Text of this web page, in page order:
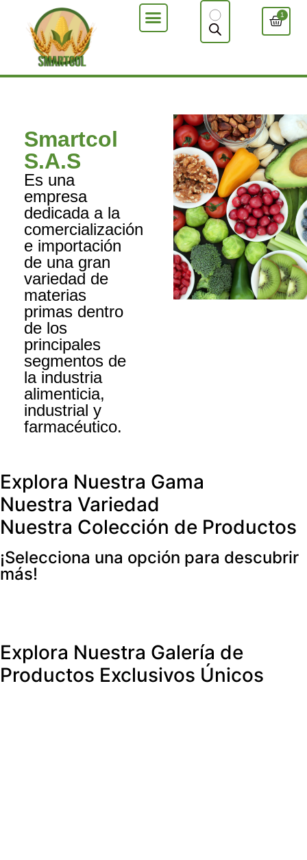
1
Smartcol
S.A.S
Es una
empresa
dedicada a la
comercialización
e importación
de una gran
variedad de
materias
primas dentro
de los
principales
segmentos de
la industria
alimenticia,
industrial y
farmacéutico.
Explora Nuestra Gama
Nuestra Variedad
Nuestra Colección de Productos
¡Selecciona una opción para descubrir
más!
Explora Nuestra Galería de
Productos Exclusivos Únicos